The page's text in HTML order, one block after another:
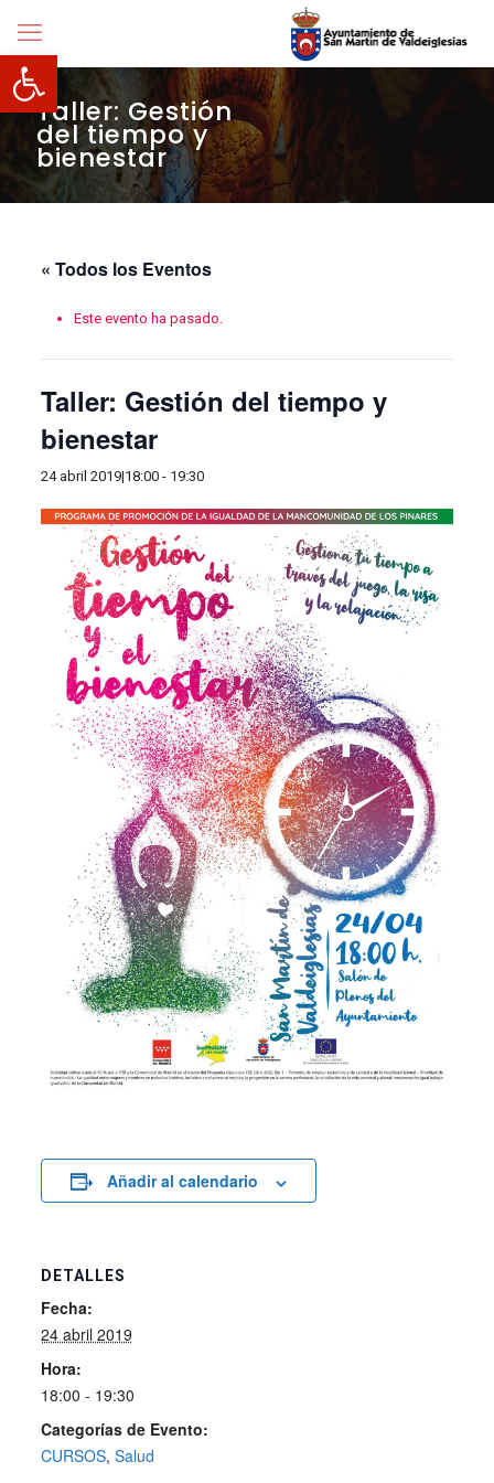
Abrir barra de herramientas
Taller: Gestión
del tiempo y
bienestar
« Todos los Eventos
Este evento ha pasado.
Taller: Gestión del tiempo y
bienestar
24 abril 2019|18:00- 19:30
Añadir al calendario
DETALLES
Fecha:
24 abril 2019
Hora:
18:00 - 19:30
Categorías de Evento:
CURSOS, Salud